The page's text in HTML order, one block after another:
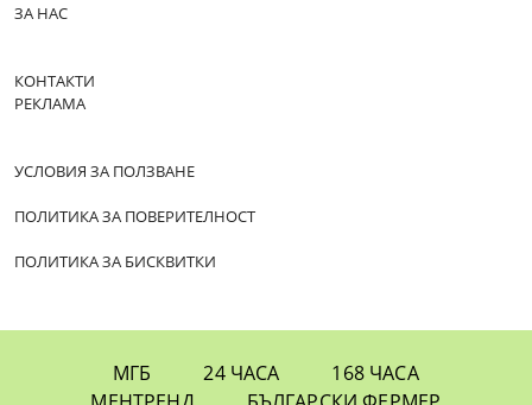
ЗА НАС
КОНТАКТИ
РЕКЛАМА
УСЛОВИЯ ЗА ПОЛЗВАНЕ
ПОЛИТИКА ЗА ПОВЕРИТЕЛНОСТ
ПОЛИТИКА ЗА БИСКВИТКИ
МГБ 24 ЧАСА
168 ЧАСА